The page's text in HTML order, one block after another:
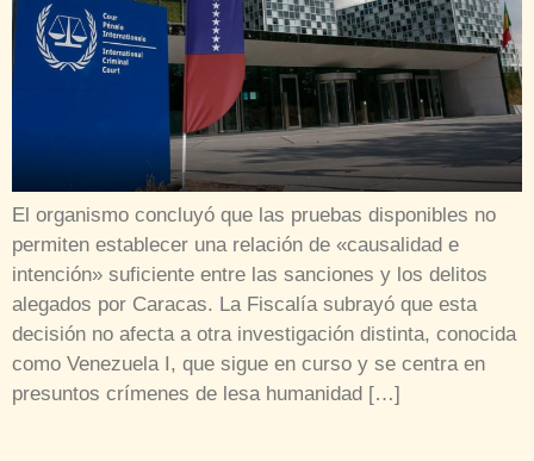
El organismo concluyó que las pruebas disponibles no
permiten establecer una relación de «causalidad e
intención» suficiente entre las sanciones y los delitos
alegados por Caracas. La Fiscalía subrayó que esta
decisión no afecta a otra investigación distinta, conocida
como Venezuela I, que sigue en curso y se centra en
presuntos crímenes de lesa humanidad […]